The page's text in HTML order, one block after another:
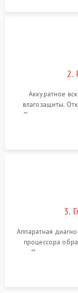
2.
Аккуратное
влагозащиты.
Очистка
обработка
3.
Аппаратная
процессора
Проверка
интерфейсов